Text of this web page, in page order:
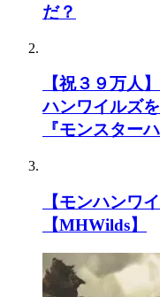
だ？
【祝３９万人
ハンワイルズ
『モンスター
【モンハンワ
【MHWilds】